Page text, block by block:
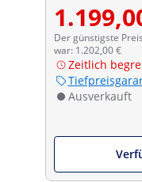
Der günstigste
war: 1.202,00 €
Zeitlich
Ausverkauft